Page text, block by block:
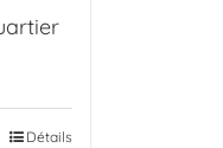
Détails